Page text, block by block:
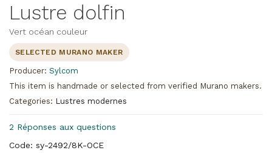
Lustre dolfin
Vert océan couleur
SELECTED MURANO MAKER
Producer: Sylcom
This item is handmade or selected from verified Murano makers.
Categories: Lustres modernes
2 Réponses aux questions
Code: sy-2492/8K-OCE